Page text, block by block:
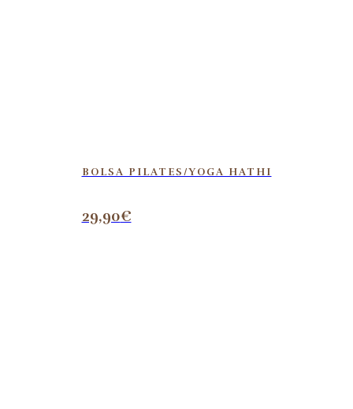
BOLSA PILATES/YOGA HATHI
29,90€